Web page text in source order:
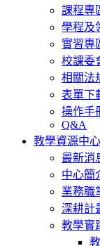
課程專
學程及
實習專
校課委
相關法
表單下
操作手
Q&A
教學資源中心
最新消
中心簡
業務職
深耕計
教學實